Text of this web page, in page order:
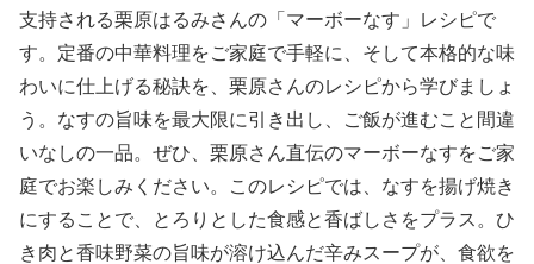
支持される栗原はるみさんの「マーボーなす」レシピで
す。定番の中華料理をご家庭で手軽に、そして本格的な味
わいに仕上げる秘訣を、栗原さんのレシピから学びましょ
う。なすの旨味を最大限に引き出し、ご飯が進むこと間違
いなしの一品。ぜひ、栗原さん直伝のマーボーなすをご家
庭でお楽しみください。このレシピでは、なすを揚げ焼き
にすることで、とろりとした食感と香ばしさをプラス。ひ
き肉と香味野菜の旨味が溶け込んだ辛みスープが、食欲を